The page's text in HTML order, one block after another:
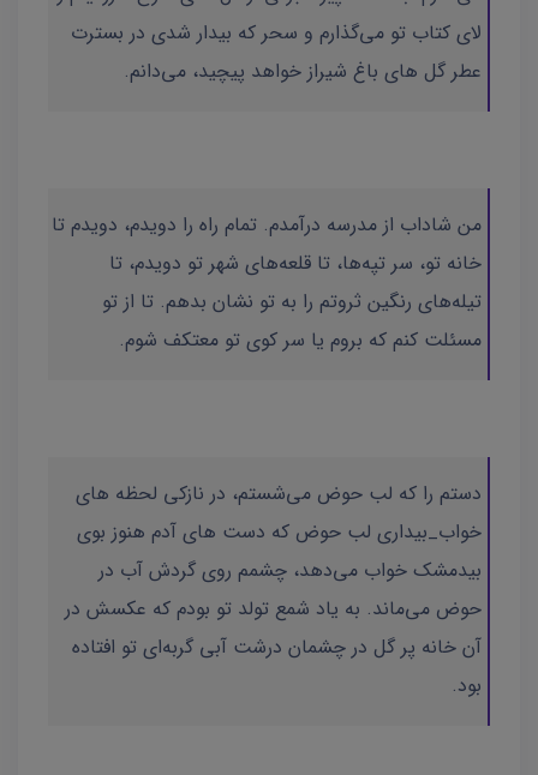
لای کتاب تو می‌گذارم و سحر که بیدار شدی در بسترت
عطر گل های باغ شیراز خواهد پیچید، می‌دانم.
من شاداب از مدرسه درآمدم. تمام راه را دویدم، دویدم تا
خانه تو، سر تپه‌ها، تا قلعه‌های شهر تو دویدم، تا
تیله‌های رنگین ثروتم را به تو نشان بدهم. تا از تو
مسئلت کنم که بروم یا سر کوی تو معتکف شوم.
دستم را که لب حوض می‌شستم، در نازکی لحظه های
خواب_بیداری لب حوض که دست های آدم هنوز بوی
بیدمشک خواب می‌دهد، چشمم روی گردش آب در
حوض می‌ماند. به یاد شمع تولد تو بودم که عکسش در
آن خانه پر گل در چشمان درشت آبی گربه‌ای تو افتاده
بود.